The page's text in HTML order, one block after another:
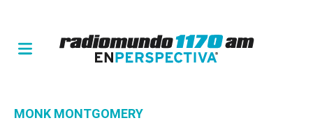
MONK MONTGOMERY